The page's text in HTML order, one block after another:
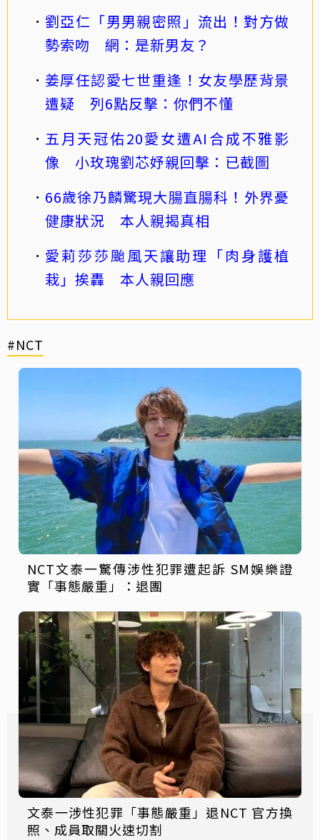
劉亞仁「男男親密照」流出！對方做
勢索吻 網：是新男友？
姜厚任認愛七世重逢！女友學歷背景
遭疑 列6點反擊：你們不懂
五月天冠佑20愛女遭AI合成不雅影
像 小玫瑰劉芯妤親回擊：已截圖
66歲徐乃麟驚現大腸直腸科！外界憂
健康狀況 本人親揭真相
愛莉莎莎颱風天讓助理「肉身護植
栽」挨轟 本人親回應
#NCT
NCT文泰一驚傳涉性犯罪遭起訴 SM娛樂證
實「事態嚴重」：退團
文泰一涉性犯罪「事態嚴重」退NCT 官方換
照、成員取關火速切割